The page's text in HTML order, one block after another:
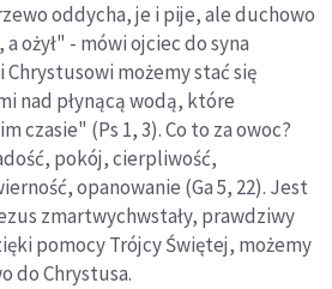
oddycha, je i pije, ale duchowo
ożył" - mówi ojciec do syna
możemy stać się
nad płynącą wodą, które
czasie" (Ps 1, 3). Co to za owoc?
pokój, cierpliwość,
opanowanie (Ga 5, 22). Jest
zmartwychwstały, prawdziwy
pomocy Trójcy Świętej, możemy
do Chrystusa.